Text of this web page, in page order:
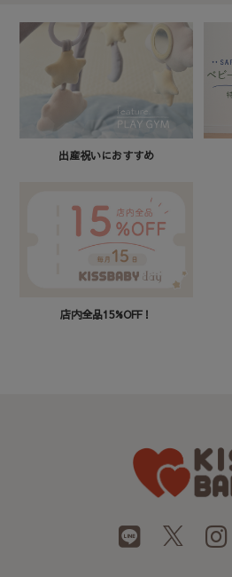
出産祝いにおすすめ
店内全品15%OFF！